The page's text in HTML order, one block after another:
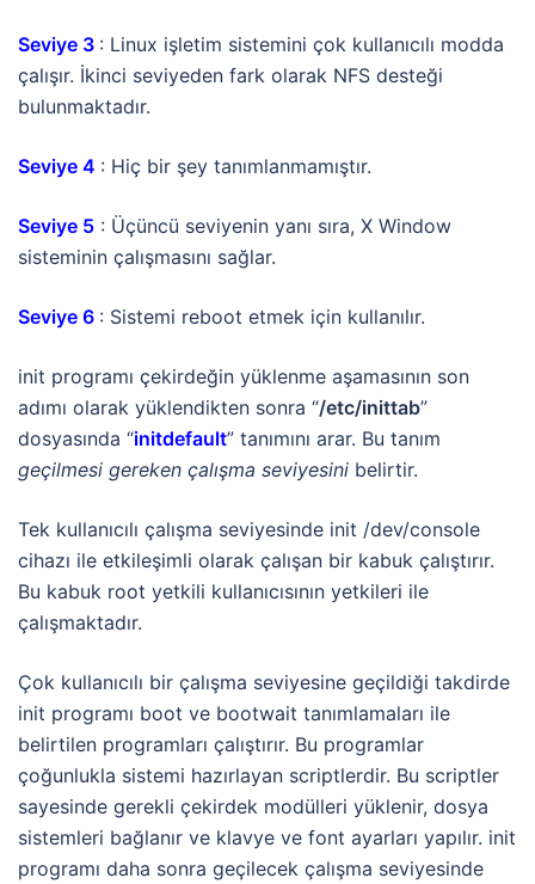
Seviye 3 : Linux işletim sistemini çok kullanıcılı modda
çalışır. İkinci seviyeden fark olarak NFS desteği
bulunmaktadır.
Seviye 4 : Hiç bir şey tanımlanmamıştır.
Seviye 5 : Üçüncü seviyenin yanı sıra, X Window
sisteminin çalışmasını sağlar.
Seviye 6 : Sistemi reboot etmek için kullanılır.
init programı çekirdeğin yüklenme aşamasının son
adımı olarak yüklendikten sonra “/etc/inittab”
dosyasında “initdefault” tanımını arar. Bu tanım
geçilmesi gereken çalışma seviyesini belirtir.
Tek kullanıcılı çalışma seviyesinde init /dev/console
cihazı ile etkileşimli olarak çalışan bir kabuk çalıştırır.
Bu kabuk root yetkili kullanıcısının yetkileri ile
çalışmaktadır.
Çok kullanıcılı bir çalışma seviyesine geçildiği takdirde
init programı boot ve bootwait tanımlamaları ile
belirtilen programları çalıştırır. Bu programlar
çoğunlukla sistemi hazırlayan scriptlerdir. Bu scriptler
sayesinde gerekli çekirdek modülleri yüklenir, dosya
sistemleri bağlanır ve klavye ve font ayarları yapılır. init
programı daha sonra geçilecek çalışma seviyesinde